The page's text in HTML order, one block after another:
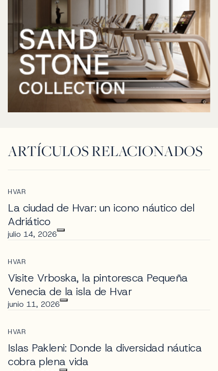
ARTÍCULOS RELACIONADOS
HVAR
La ciudad de Hvar: un icono náutico del
Adriático
julio 14, 2026
HVAR
Visite Vrboska, la pintoresca Pequeña
Venecia de la isla de Hvar
junio 11, 2026
HVAR
Islas Pakleni: Donde la diversidad náutica
cobra plena vida